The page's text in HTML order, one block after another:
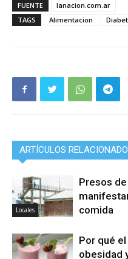
FUENTE
lanacion.com.ar
TAGS
Alimentacion
ARTÍCULOS
Locales
Presos
comida
Por qué
obesidad